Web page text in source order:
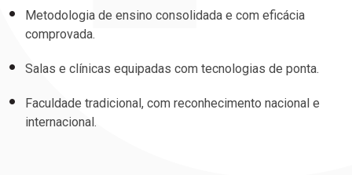
Metodologia de ensino consolidada e com eficácia
comprovada.
Salas e clínicas equipadas com tecnologias de ponta.
Faculdade tradicional, com reconhecimento nacional e
internacional.